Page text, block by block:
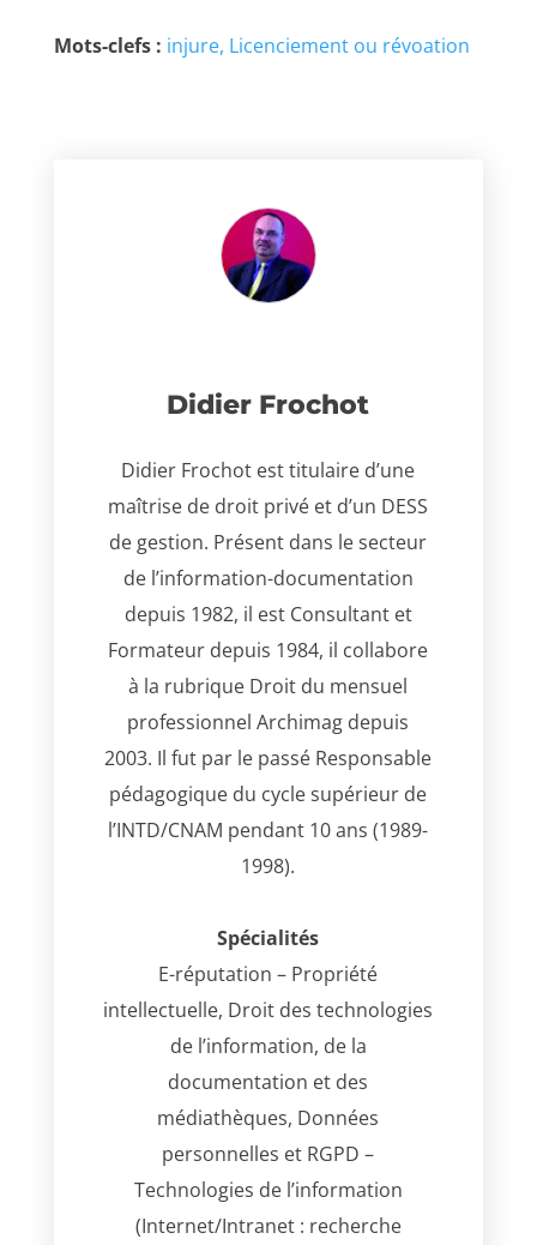
Mots-clefs : injure Licenciement ou révoation
Didier Frochot
Didier Frochot est titulaire d’une
maîtrise de droit privé et d’un DESS
de gestion. Présent dans le secteur
de l’information-documentation
depuis 1982, il est Consultant et
Formateur depuis 1984, il collabore
à la rubrique Droit du mensuel
professionnel Archimag depuis
2003. Il fut par le passé Responsable
pédagogique du cycle supérieur de
l’INTD/CNAM pendant 10 ans (1989-
1998).
Spécialités
E-réputation – Propriété
intellectuelle, Droit des technologies
de l’information, de la
documentation et des
médiathèques, Données
personnelles et RGPD –
Technologies de l’information
(Internet/Intranet : recherche